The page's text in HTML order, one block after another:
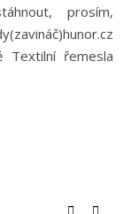
prosím,
Textilní řemesla